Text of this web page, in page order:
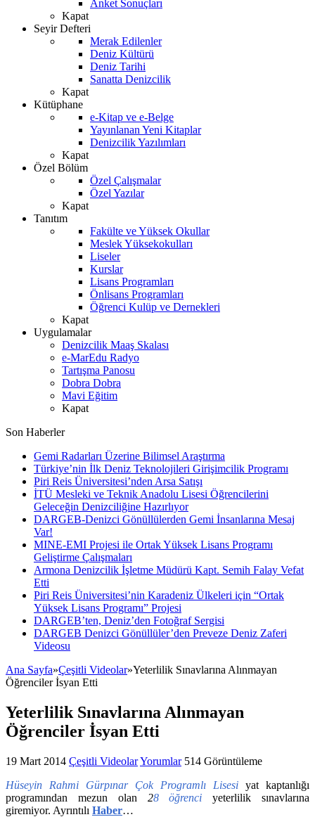
Anket Sonuçları
Kapat
Seyir Defteri
Merak Edilenler
Deniz Kültürü
Deniz Tarihi
Sanatta Denizcilik
Kapat
Kütüphane
e-Kitap ve e-Belge
Yayınlanan Yeni Kitaplar
Denizcilik Yazılımları
Kapat
Özel Bölüm
Özel Çalışmalar
Özel Yazılar
Kapat
Tanıtım
Fakülte ve Yüksek Okullar
Meslek Yüksekokulları
Liseler
Kurslar
Lisans Programları
Önlisans Programları
Öğrenci Kulüp ve Dernekleri
Kapat
Uygulamalar
Denizcilik Maaş Skalası
e-MarEdu Radyo
Tartışma Panosu
Dobra Dobra
Mavi Eğitim
Kapat
Son Haberler
Gemi Radarları Üzerine Bilimsel Araştırma
Türkiye’nin İlk Deniz Teknolojileri Girişimcilik Programı
Piri Reis Üniversitesi’nden Arsa Satışı
İTÜ Mesleki ve Teknik Anadolu Lisesi Öğrencilerini
Geleceğin Denizciliğine Hazırlıyor
DARGEB-Denizci Gönüllülerden Gemi İnsanlarına Mesaj
Var!
MINE-EMI Projesi ile Ortak Yüksek Lisans Programı
Geliştirme Çalışmaları
Armona Denizcilik İşletme Müdürü Kapt. Semih Falay Vefat
Etti
Piri Reis Üniversitesi’nin Karadeniz Ülkeleri için “Ortak
Yüksek Lisans Programı” Projesi
DARGEB’ten, Deniz’den Fotoğraf Sergisi
DARGEB Denizci Gönüllüler’den Preveze Deniz Zaferi
Videosu
Ana Sayfa»Çeşitli Videolar»Yeterlilik Sınavlarına Alınmayan
Öğrenciler İsyan Etti
Yeterlilik Sınavlarına Alınmayan
Öğrenciler İsyan Etti
19 Mart 2014 Çeşitli VideolarYorumlar 514 Görüntüleme
Hüseyin Rahmi Gürpınar Çok Programlı Lisesi yat kaptanlığı
programından mezun olan 28 öğrenci
yeterlilik sınavlarına
giremiyor. Ayrıntılı Haber…